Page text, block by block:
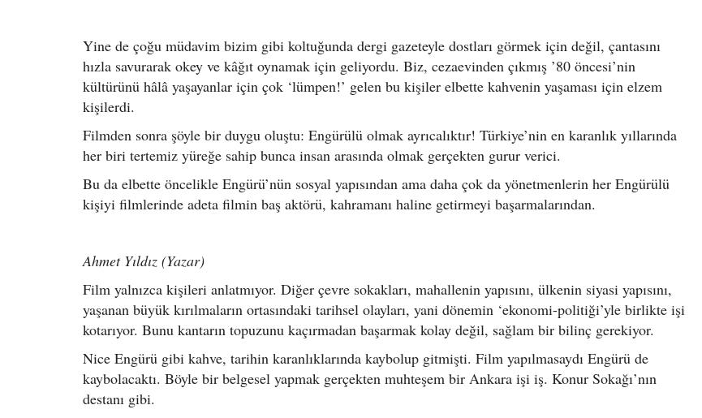
Yine de çoğu müdavim bizim gibi koltuğunda dergi gazeteyle dostları görmek için değil, çantasını
hızla savurarak okey ve kâğıt oynamak için geliyordu. Biz, cezaevinden çıkmış ’80 öncesi’nin
kültürünü hâlâ yaşayanlar için çok ‘lümpen!’ gelen bu kişiler elbette kahvenin yaşaması için elzem
kişilerdi.
Filmden sonra şöyle bir duygu oluştu: Engürülü olmak ayrıcalıktır! Türkiye’nin en karanlık yıllarında
her biri tertemiz yüreğe sahip bunca insan arasında olmak gerçekten gurur verici.
Bu da elbette öncelikle Engürü’nün sosyal yapısından ama daha çok da yönetmenlerin her Engürülü
kişiyi filmlerinde adeta filmin baş aktörü, kahramanı haline getirmeyi başarmalarından.
Ahmet Yıldız (Yazar)
Film yalnızca kişileri anlatmıyor. Diğer çevre sokakları, mahallenin yapısını, ülkenin siyasi yapısını,
yaşanan büyük kırılmaların ortasındaki tarihsel olayları, yani dönemin ‘ekonomi-politiği’yle birlikte işi
kotarıyor. Bunu kantarın topuzunu kaçırmadan başarmak kolay değil, sağlam bir bilinç gerekiyor.
Nice Engürü gibi kahve, tarihin karanlıklarında kaybolup gitmişti. Film yapılmasaydı Engürü de
kaybolacaktı. Böyle bir belgesel yapmak gerçekten muhteşem bir Ankara işi iş. Konur Sokağı’nın
destanı gibi.